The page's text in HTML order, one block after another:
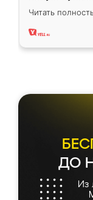
вполне
два года,
Читать
ДО
Из